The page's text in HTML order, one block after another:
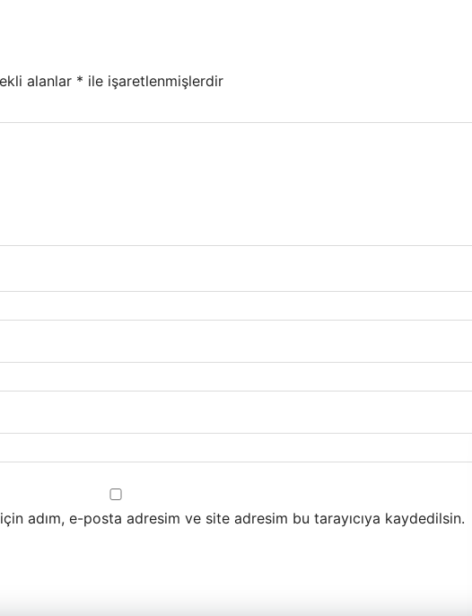
alanlar * ile işaretlenmişlerdir
adım, e-posta adresim ve site adresim bu tarayıcıya kaydedilsin.